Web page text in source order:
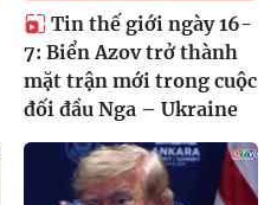
Tin thế giới ngày 16-
7: Biển Azov trở thành
mặt trận mới trong cuộc
đối đầu Nga – Ukraine